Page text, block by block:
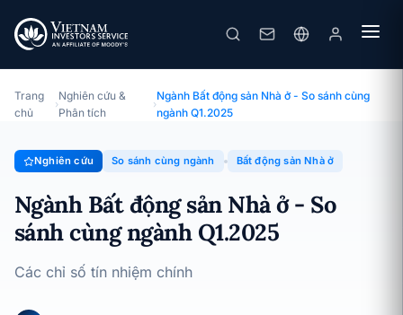
Ngành Bất động sản Nhà ở - So sánh cùng ngành Q1.2025
Chuyên đề · So sánh cùng ngành · 12/06/2025
Trang
chủ
›
Nghiên cứu &
Phân tích
›
Ngành Bất động sản Nhà ở - So sánh cùng
ngành Q1.2025
Nghiên cứu So sánh cùng ngành Bất động sản Nhà ở
Ngành Bất động sản Nhà ở - So
sánh cùng ngành Q1.2025
Các chỉ số tín nhiệm chính